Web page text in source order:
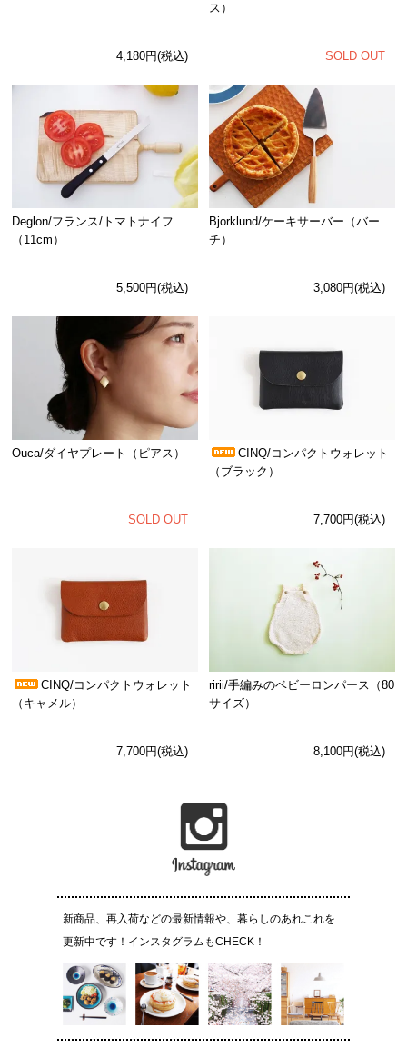
4,180円(税込)
ス）
SOLD OUT
Deglon/フランス/トマトナイフ
（11cm）
5,500円(税込)
Bjorklund/ケーキサーバー（バー
チ）
3,080円(税込)
Ouca/ダイヤプレート（ピアス）
SOLD OUT
CINQ/コンパクトウォレット
（ブラック）
7,700円(税込)
CINQ/コンパクトウォレット
（キャメル）
7,700円(税込)
ririi/手編みのベビーロンパース（80
サイズ）
8,100円(税込)
新商品、再入荷などの最新情報や、暮らしのあれこれを
更新中です！インスタグラムもCHECK！